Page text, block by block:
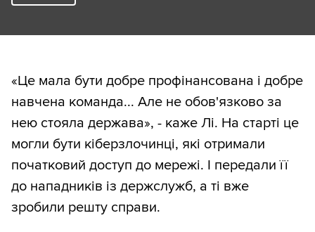
«Це мала бути добре профінансована і добре
навчена команда... Але не обов'язково за
нею стояла держава», - каже Лі. На старті це
могли бути кіберзлочинці, які отримали
початковий доступ до мережі. І передали її
до нападників із держслужб, а ті вже
зробили решту справи.